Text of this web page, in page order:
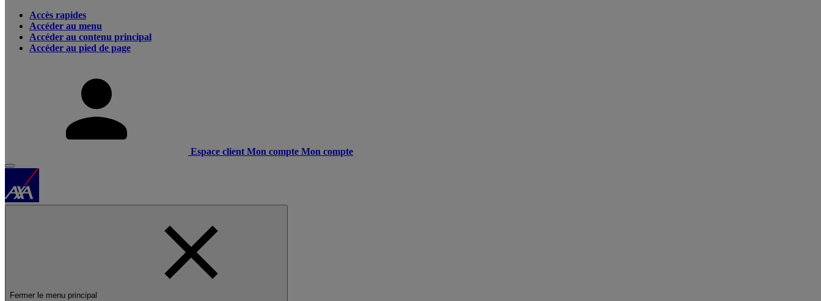
Accès rapides
Accéder au menu
Accéder au contenu principal
Accéder au pied de page
Espace client Mon compte Mon compte
Fermer le menu principal